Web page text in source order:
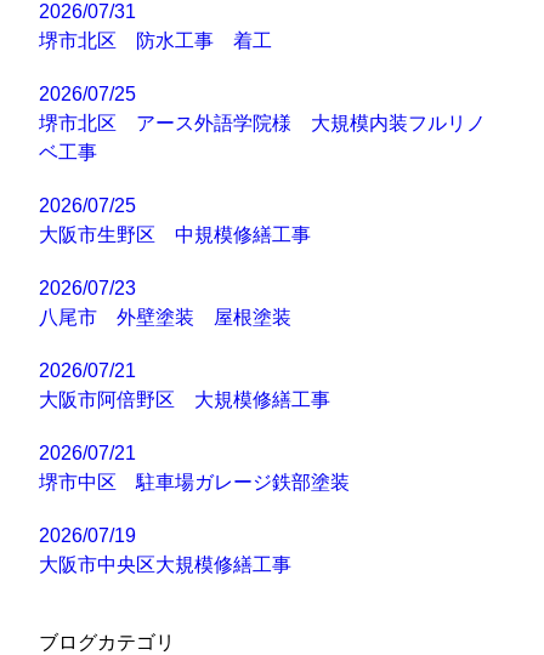
2026/07/31
堺市北区 防水工事 着工
2026/07/25
堺市北区 アース外語学院様 大規模内装フルリノ
ベ工事
2026/07/25
大阪市生野区 中規模修繕工事
2026/07/23
八尾市 外壁塗装 屋根塗装
2026/07/21
大阪市阿倍野区 大規模修繕工事
2026/07/21
堺市中区 駐車場ガレージ鉄部塗装
2026/07/19
大阪市中央区大規模修繕工事
ブログカテゴリ